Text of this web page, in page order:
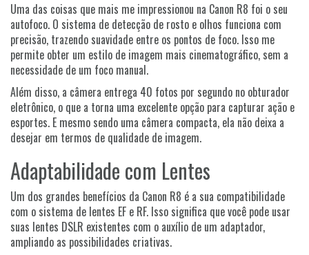
Uma das coisas que mais me impressionou na Canon R8 foi o seu
autofoco. O sistema de detecção de rosto e olhos funciona com
precisão, trazendo suavidade entre os pontos de foco. Isso me
permite obter um estilo de imagem mais cinematográfico, sem a
necessidade de um foco manual.
Além disso, a câmera entrega 40 fotos por segundo no obturador
eletrônico, o que a torna uma excelente opção para capturar ação e
esportes. E mesmo sendo uma câmera compacta, ela não deixa a
desejar em termos de qualidade de imagem.
Adaptabilidade com Lentes
Um dos grandes benefícios da Canon R8 é a sua compatibilidade
com o sistema de lentes EF e RF. Isso significa que você pode usar
suas lentes DSLR existentes com o auxílio de um adaptador,
ampliando as possibilidades criativas.